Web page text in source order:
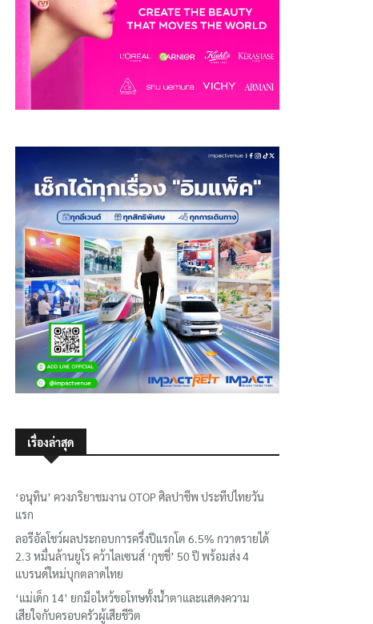
เรื่องล่าสุด
‘อนุทิน’ ควงภริยาชมงาน OTOP ศิลปาชีพ ประทีปไทยวัน
แรก
ลอรีอัลโชว์ผลประกอบการครึ่งปีแรกโต 6.5% กวาดรายได้
2.3 หมื่นล้านยูโร คว้าไลเซนส์ ‘กุชชี่’ 50 ปี พร้อมส่ง 4
แบรนด์ใหม่บุกตลาดไทย
‘แม่เด็ก 14’ ยกมือไหว้ขอโทษทั้งน้ำตาและแสดงความ
เสียใจกับครอบครัวผู้เสียชีวิต